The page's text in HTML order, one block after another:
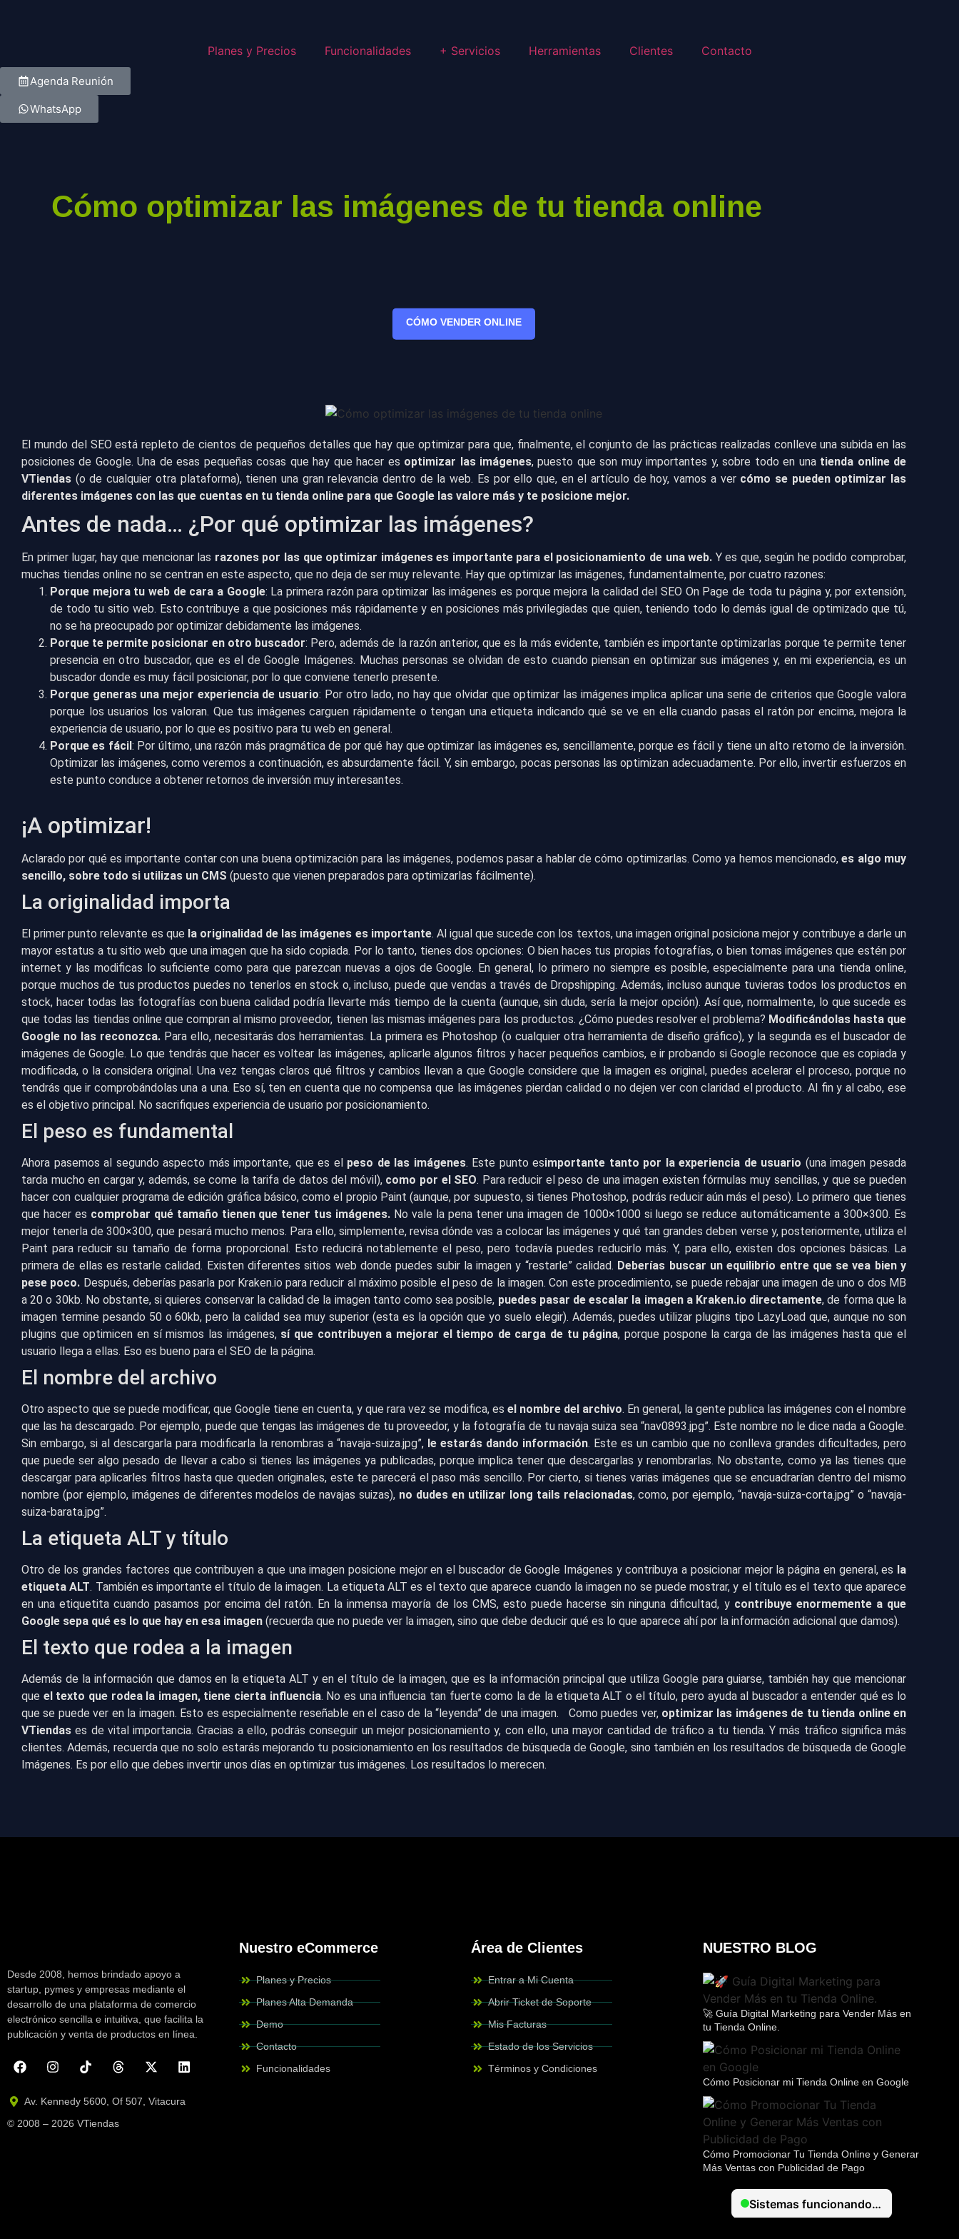
Planes y Precios Funcionalidades + Servicios Herramientas Clientes Contacto
Agenda Reunión
WhatsApp
Cómo optimizar las imágenes de tu tienda online
CÓMO VENDER ONLINE
El mundo del SEO está repleto de cientos de pequeños detalles que hay que optimizar para que, finalmente, el conjunto de las prácticas realizadas conlleve una subida en las
posiciones de Google. Una de esas pequeñas cosas que hay que hacer es optimizar las imágenes, puesto que son muy importantes y, sobre todo en una tienda online de
VTiendas (o de cualquier otra plataforma), tienen una gran relevancia dentro de la web. Es por ello que, en el artículo de hoy, vamos a ver cómo se pueden optimizar las
diferentes imágenes con las que cuentas en tu tienda online para que Google las valore más y te posicione mejor.
Antes de nada… ¿Por qué optimizar las imágenes?
En primer lugar, hay que mencionar las razones por las que optimizar imágenes es importante para el posicionamiento de una web. Y es que, según he podido comprobar,
muchas tiendas online no se centran en este aspecto, que no deja de ser muy relevante. Hay que optimizar las imágenes, fundamentalmente, por cuatro razones:
Porque mejora tu web de cara a Google: La primera razón para optimizar las imágenes es porque mejora la calidad del SEO On Page de toda tu página y, por extensión,
de todo tu sitio web. Esto contribuye a que posiciones más rápidamente y en posiciones más privilegiadas que quien, teniendo todo lo demás igual de optimizado que tú,
no se ha preocupado por optimizar debidamente las imágenes.
Porque te permite posicionar en otro buscador: Pero, además de la razón anterior, que es la más evidente, también es importante optimizarlas porque te permite tener
presencia en otro buscador, que es el de Google Imágenes. Muchas personas se olvidan de esto cuando piensan en optimizar sus imágenes y, en mi experiencia, es un
buscador donde es muy fácil posicionar, por lo que conviene tenerlo presente.
Porque generas una mejor experiencia de usuario: Por otro lado, no hay que olvidar que optimizar las imágenes implica aplicar una serie de criterios que Google valora
porque los usuarios los valoran. Que tus imágenes carguen rápidamente o tengan una etiqueta indicando qué se ve en ella cuando pasas el ratón por encima, mejora la
experiencia de usuario, por lo que es positivo para tu web en general.
Porque es fácil: Por último, una razón más pragmática de por qué hay que optimizar las imágenes es, sencillamente, porque es fácil y tiene un alto retorno de la inversión.
Optimizar las imágenes, como veremos a continuación, es absurdamente fácil. Y, sin embargo, pocas personas las optimizan adecuadamente. Por ello, invertir esfuerzos en
este punto conduce a obtener retornos de inversión muy interesantes.
¡A optimizar!
Aclarado por qué es importante contar con una buena optimización para las imágenes, podemos pasar a hablar de cómo optimizarlas. Como ya hemos mencionado,es algo muy
sencillo, sobre todo si utilizas un CMS (puesto que vienen preparados para optimizarlas fácilmente).
La originalidad importa
El primer punto relevante es que la originalidad de las imágenes es importante. Al igual que sucede con los textos, una imagen original posiciona mejor y contribuye a darle un
mayor estatus a tu sitio web que una imagen que ha sido copiada. Por lo tanto, tienes dos opciones: O bien haces tus propias fotografías, o bien tomas imágenes que estén por
internet y las modificas lo suficiente como para que parezcan nuevas a ojos de Google. En general, lo primero no siempre es posible, especialmente para una tienda online,
porque muchos de tus productos puedes no tenerlos en stock o, incluso, puede que vendas a través de Dropshipping. Además, incluso aunque tuvieras todos los productos en
stock, hacer todas las fotografías con buena calidad podría llevarte más tiempo de la cuenta (aunque, sin duda, sería la mejor opción). Así que, normalmente, lo que sucede es
que todas las tiendas online que compran al mismo proveedor, tienen las mismas imágenes para los productos. ¿Cómo puedes resolver el problema? Modificándolas hasta que
Google no las reconozca. Para ello, necesitarás dos herramientas. La primera es Photoshop (o cualquier otra herramienta de diseño gráfico), y la segunda es el buscador de
imágenes de Google. Lo que tendrás que hacer es voltear las imágenes, aplicarle algunos filtros y hacer pequeños cambios, e ir probando si Google reconoce que es copiada y
modificada, o la considera original. Una vez tengas claros qué filtros y cambios llevan a que Google considere que la imagen es original, puedes acelerar el proceso, porque no
tendrás que ir comprobándolas una a una. Eso sí, ten en cuenta que no compensa que las imágenes pierdan calidad o no dejen ver con claridad el producto. Al fin y al cabo, ese
es el objetivo principal. No sacrifiques experiencia de usuario por posicionamiento.
El peso es fundamental
Ahora pasemos al segundo aspecto más importante, que es el peso de las imágenes. Este punto esimportante tanto por la experiencia de usuario (una imagen pesada
tarda mucho en cargar y, además, se come la tarifa de datos del móvil), como por el SEO. Para reducir el peso de una imagen existen fórmulas muy sencillas, y que se pueden
hacer con cualquier programa de edición gráfica básico, como el propio Paint (aunque, por supuesto, si tienes Photoshop, podrás reducir aún más el peso). Lo primero que tienes
que hacer es comprobar qué tamaño tienen que tener tus imágenes. No vale la pena tener una imagen de 1000×1000 si luego se reduce automáticamente a 300×300. Es
mejor tenerla de 300×300, que pesará mucho menos. Para ello, simplemente, revisa dónde vas a colocar las imágenes y qué tan grandes deben verse y, posteriormente, utiliza el
Paint para reducir su tamaño de forma proporcional. Esto reducirá notablemente el peso, pero todavía puedes reducirlo más. Y, para ello, existen dos opciones básicas. La
primera de ellas es restarle calidad. Existen diferentes sitios web donde puedes subir la imagen y “restarle” calidad. Deberías buscar un equilibrio entre que se vea bien y
pese poco. Después, deberías pasarla por Kraken.io para reducir al máximo posible el peso de la imagen. Con este procedimiento, se puede rebajar una imagen de uno o dos MB
a 20 o 30kb. No obstante, si quieres conservar la calidad de la imagen tanto como sea posible, puedes pasar de escalar la imagen a Kraken.io directamente, de forma que la
imagen termine pesando 50 o 60kb, pero la calidad sea muy superior (esta es la opción que yo suelo elegir). Además, puedes utilizar plugins tipo LazyLoad que, aunque no son
plugins que optimicen en sí mismos las imágenes, sí que contribuyen a mejorar el tiempo de carga de tu página, porque pospone la carga de las imágenes hasta que el
usuario llega a ellas. Eso es bueno para el SEO de la página.
El nombre del archivo
Otro aspecto que se puede modificar, que Google tiene en cuenta, y que rara vez se modifica, es el nombre del archivo. En general, la gente publica las imágenes con el nombre
que las ha descargado. Por ejemplo, puede que tengas las imágenes de tu proveedor, y la fotografía de tu navaja suiza sea “nav0893.jpg”. Este nombre no le dice nada a Google.
Sin embargo, si al descargarla para modificarla la renombras a “navaja-suiza.jpg”, le estarás dando información. Este es un cambio que no conlleva grandes dificultades, pero
que puede ser algo pesado de llevar a cabo si tienes las imágenes ya publicadas, porque implica tener que descargarlas y renombrarlas. No obstante, como ya las tienes que
descargar para aplicarles filtros hasta que queden originales, este te parecerá el paso más sencillo. Por cierto, si tienes varias imágenes que se encuadrarían dentro del mismo
nombre (por ejemplo, imágenes de diferentes modelos de navajas suizas), no dudes en utilizar long tails relacionadas, como, por ejemplo, “navaja-suiza-corta.jpg” o “navaja-
suiza-barata.jpg”.
La etiqueta ALT y título
Otro de los grandes factores que contribuyen a que una imagen posicione mejor en el buscador de Google Imágenes y contribuya a posicionar mejor la página en general, es la
etiqueta ALT. También es importante el título de la imagen. La etiqueta ALT es el texto que aparece cuando la imagen no se puede mostrar, y el título es el texto que aparece
en una etiquetita cuando pasamos por encima del ratón. En la inmensa mayoría de los CMS, esto puede hacerse sin ninguna dificultad, y contribuye enormemente a que
Google sepa qué es lo que hay en esa imagen (recuerda que no puede ver la imagen, sino que debe deducir qué es lo que aparece ahí por la información adicional que damos).
El texto que rodea a la imagen
Además de la información que damos en la etiqueta ALT y en el título de la imagen, que es la información principal que utiliza Google para guiarse, también hay que mencionar
que el texto que rodea la imagen, tiene cierta influencia. No es una influencia tan fuerte como la de la etiqueta ALT o el título, pero ayuda al buscador a entender qué es lo
que se puede ver en la imagen. Esto es especialmente reseñable en el caso de la “leyenda” de una imagen. Como puedes ver, optimizar las imágenes de tu tienda online en
VTiendases de vital importancia. Gracias a ello, podrás conseguir un mejor posicionamiento y, con ello, una mayor cantidad de tráfico a tu tienda. Y más tráfico significa más
clientes. Además, recuerda que no solo estarás mejorando tu posicionamiento en los resultados de búsqueda de Google, sino también en los resultados de búsqueda de Google
Imágenes. Es por ello que debes invertir unos días en optimizar tus imágenes. Los resultados lo merecen.
Desde 2008, hemos brindado apoyo a
startup, pymes y empresas mediante el
desarrollo de una plataforma de comercio
electrónico sencilla e intuitiva, que facilita la
publicación y venta de productos en línea.
Av. Kennedy 5600, Of 507, Vitacura
© 2008 – 2026 VTiendas
Nuestro eCommerce
Planes y Precios
Planes Alta Demanda
Demo
Contacto
Funcionalidades
Área de Clientes
Entrar a Mi Cuenta
Abrir Ticket de Soporte
Mis Facturas
Estado de los Servicios
Términos y Condiciones
NUESTRO BLOG
🚀 Guía Digital Marketing para Vender Más en
tu Tienda Online.
Cómo Posicionar mi Tienda Online en Google
Cómo Promocionar Tu Tienda Online y Generar
Más Ventas con Publicidad de Pago